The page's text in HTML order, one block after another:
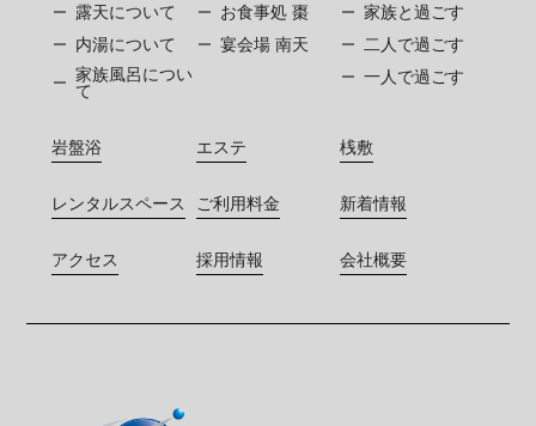
露天について
内湯について
家族風呂につい
て
お食事処 棗
宴会場 南天
家族と過ごす
二人で過ごす
一人で過ごす
岩盤浴 エステ 桟敷
レンタルスペース ご利用料金 新着情報
アクセス 採用情報 会社概要